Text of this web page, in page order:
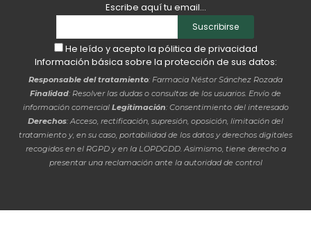
Escribe aquí tu email...
Suscribirse
He leído y acepto la pólitica de privacidad
Información básica sobre la protección de sus datos:
Responsable del tratamiento: Farmacia Néstor Sánchez Rozada
Finalidad: Resolver las dudas o consultas de los usuarios. Envío de
información comercial Legitimación: Consentimiento del interesado
Derechos: Acceso, rectificación, supresión, oposición, limitación del
tratamiento y, en su caso, portabilidad de los datos y derechos digitales
recogidos en el RGPD y en la LOPDGDD. Asimismo, tiene derecho a
presentar una reclamación ante la autoridad de control